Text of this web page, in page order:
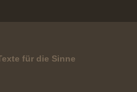
für die Sinne